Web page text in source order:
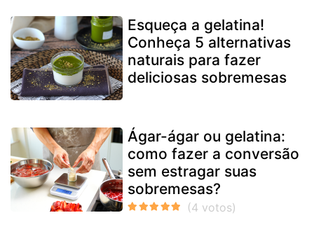
Esqueça a gelatina!
Conheça 5 alternativas
naturais para fazer
deliciosas sobremesas
Ágar-ágar ou gelatina:
como fazer a conversão
sem estragar suas
sobremesas?